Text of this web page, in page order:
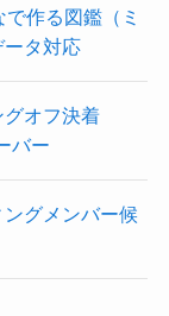
作る図鑑（ミ
ータ対応
グオフ決着
バー
グメンバー候